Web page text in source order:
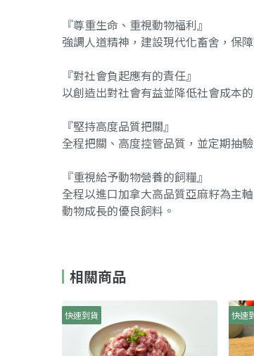
『尊重生命、重視動物福利』
強調人道精神，建設現代化畜舍，保
『對社會負起應有的責任』
以創造出對社會有益並降低社會成本
『堅持高度品質把關』
全程把關、高度控管品質，並定期抽驗
『重視給予動物營養的飼糧』
全程以進口加拿大高品質亞麻籽為主
動物成長的優良飼料。
相關商品
快速到貨 快速